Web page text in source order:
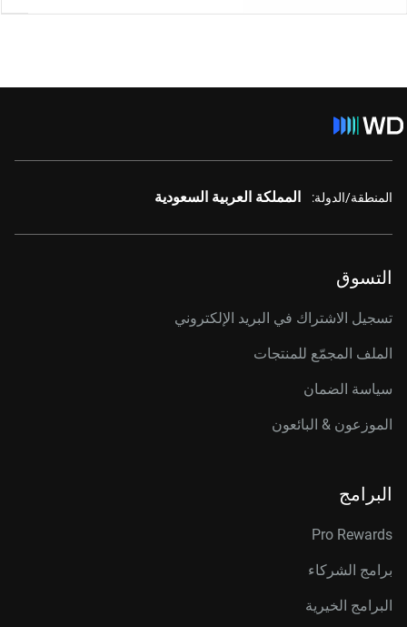
المنطقة/الدولة: المملكة العربية السعودية
التسوق
تسجيل الاشتراك في البريد الإلكتروني
الملف المجمّع للمنتجات
سياسة الضمان
الموزعون & البائعون
البرامج
Pro Rewards
برامج الشركاء
البرامج الخيرية